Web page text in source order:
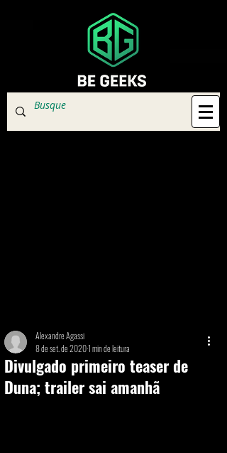
Divulgado primeiro teaser de
Duna; trailer sai amanhã
Alexandre Agassi
8 de set. de 20201 min de leitura